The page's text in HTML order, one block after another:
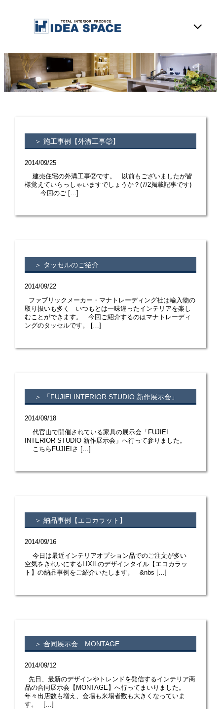
＞ 施工事例【外溝工事②】
2014/09/25
建売住宅の外溝工事②です。 以前もございましたが皆
様覚えていらっしゃいますでしょうか？(7/2掲載記事です)
今回のご […]
＞ タッセルのご紹介
2014/09/22
ファブリックメーカー・マナトレーディング社は輸入物の
取り扱いも多く いつもとは一味違ったインテリアを楽し
むことができます。 今回ご紹介するのはマナトレーディ
ングのタッセルです。 […]
＞ 「FUJIEI INTERIOR STUDIO 新作展示会」
2014/09/18
代官山で開催されている家具の展示会「FUJIEI
INTERIOR STUDIO 新作展示会」へ行って参りました。
こちらFUJIEIさ […]
＞ 納品事例【エコカラット】
2014/09/16
今日は最近インテリアオプション品でのご注文が多い
空気をきれいにするLIXILのデザインタイル【エコカラッ
ト】の納品事例をご紹介いたします。 &nbs […]
＞ 合同展示会 MONTAGE
2014/09/12
先日、最新のデザインやトレンドを発信するインテリア商
品の合同展示会【MONTAGE】へ行ってまいりました。
年々出店数も増え、会場も来場者数も大きくなっていま
す。 […]